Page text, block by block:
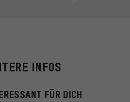
INFOS
FÜR DICH